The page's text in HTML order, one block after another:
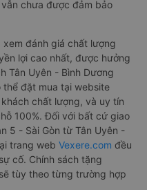
chưa được đảm bảo
xem đánh giá chất lượng
lợi cao nhất, được hưởng
Tân Uyên - Bình Dương
thể đặt mua tại website
chất lượng, và uy tín
100%. Đối với bất cứ giao
5 - Sài Gòn từ Tân Uyên -
trang web Vexere.com đều
cố. Chính sách tặng
tùy theo từng trường hợp